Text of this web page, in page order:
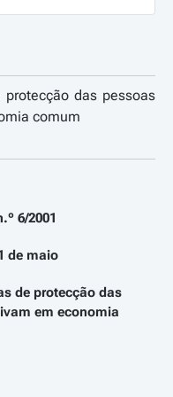
das pessoas
comum
6/2001
de maio
de protecção das
em economia